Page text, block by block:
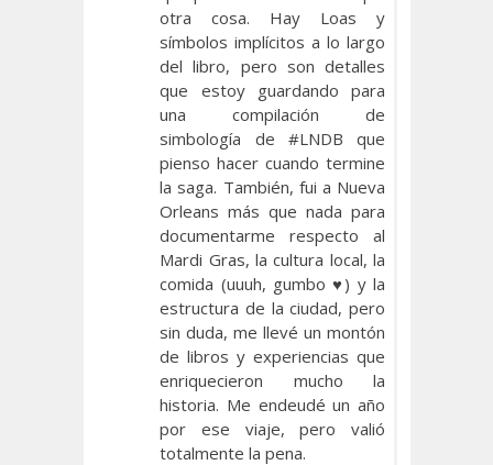
otra cosa. Hay Loas y
símbolos implícitos a lo largo
del libro, pero son detalles
que estoy guardando para
una compilación de
simbología de #LNDB que
pienso hacer cuando termine
la saga. También, fui a Nueva
Orleans más que nada para
documentarme respecto al
Mardi Gras, la cultura local, la
comida (uuuh, gumbo ♥) y la
estructura de la ciudad, pero
sin duda, me llevé un montón
de libros y experiencias que
enriquecieron mucho la
historia. Me endeudé un año
por ese viaje, pero valió
totalmente la pena.